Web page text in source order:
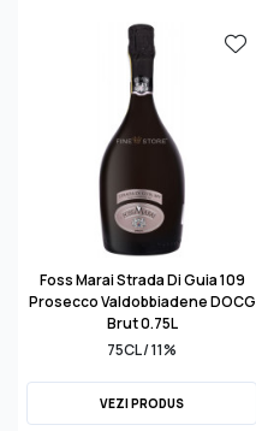
Foss Marai Strada Di Guia 109
Prosecco Valdobbiadene DOCG
Brut 0.75L
75CL / 11%
VEZI PRODUS